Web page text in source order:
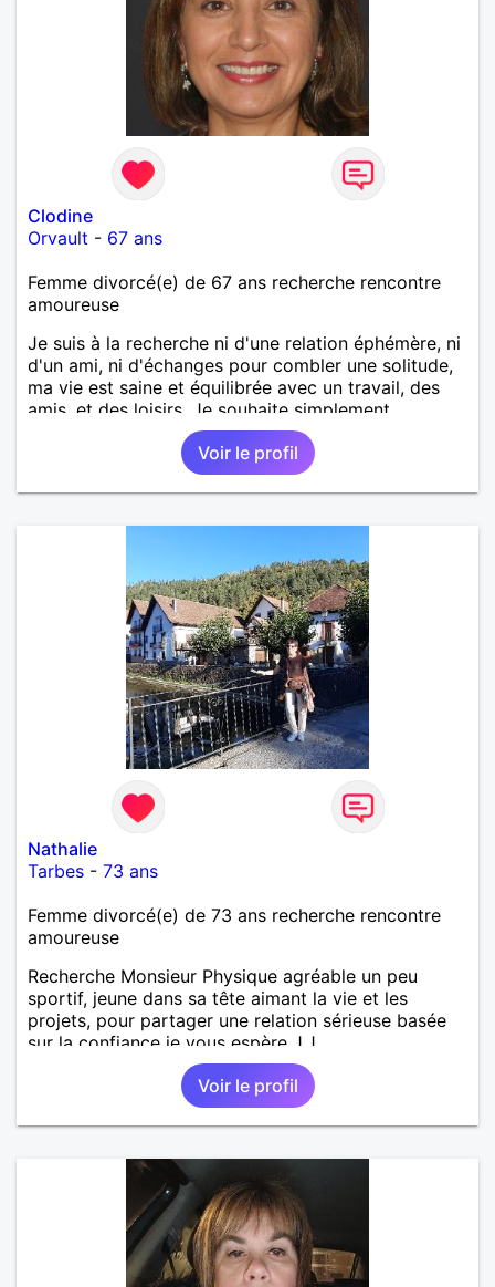
Clodine
Orvault - 67 ans
Femme divorcé(e) de 67 ans recherche rencontre
amoureuse
Je suis à la recherche ni d'une relation éphémère, ni
d'un ami, ni d'échanges pour combler une solitude,
ma vie est saine et équilibrée avec un travail, des
amis, et des loisirs. Je souhaite simplement
rencontrer un homme de la région de Orvault qui
recherche une relation sérieuse !
Voir le profil
Nathalie
Tarbes - 73 ans
Femme divorcé(e) de 73 ans recherche rencontre
amoureuse
Recherche Monsieur Physique agréable un peu
sportif, jeune dans sa tête aimant la vie et les
projets, pour partager une relation sérieuse basée
sur la confiance je vous espère J.J
Voir le profil